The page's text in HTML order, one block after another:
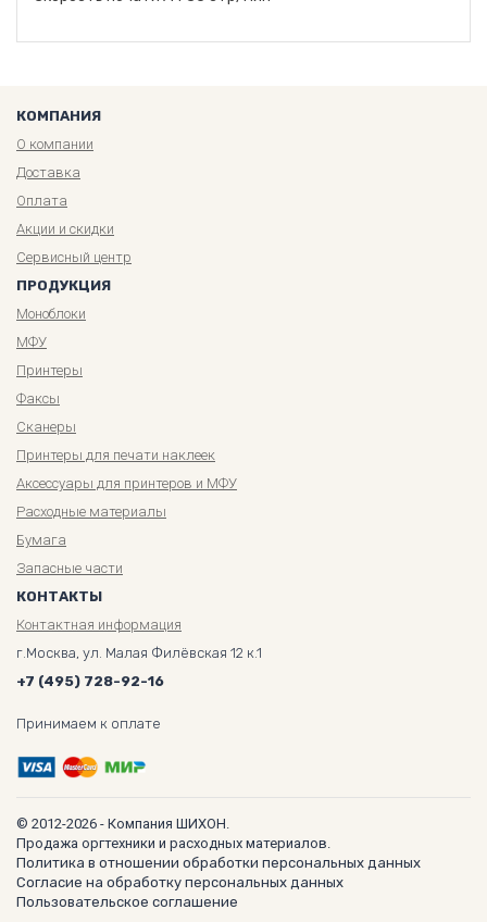
КОМПАНИЯ
О компании
Доставка
Оплата
Акции и скидки
Сервисный центр
ПРОДУКЦИЯ
Моноблоки
МФУ
Принтеры
Факсы
Сканеры
Принтеры для печати наклеек
Аксессуары для принтеров и МФУ
Расходные материалы
Бумага
Запасные части
КОНТАКТЫ
Контактная информация
г.Москва, ул. Малая Филёвская 12 к.1
+7 (495) 728-92-16
Принимаем к оплате
© 2012-2026 - Компания ШИХОН.
Продажа оргтехники и расходных материалов.
Политика в отношении обработки персональных данных
Согласие на обработку персональных данных
Пользовательское соглашение